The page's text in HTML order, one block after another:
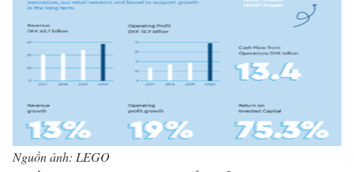
Nguồn ảnh: LEGO